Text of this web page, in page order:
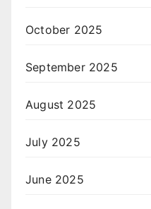
October 2025
September 2025
August 2025
July 2025
June 2025